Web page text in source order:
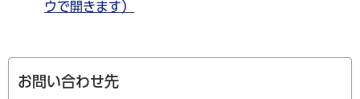
ウで開きます）
お問い合わせ先